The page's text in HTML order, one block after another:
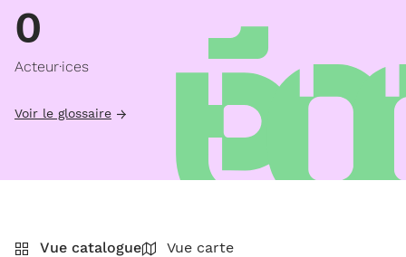
0
Acteur·ices
Voir le glossaire
Vue catalogue
Vue carte